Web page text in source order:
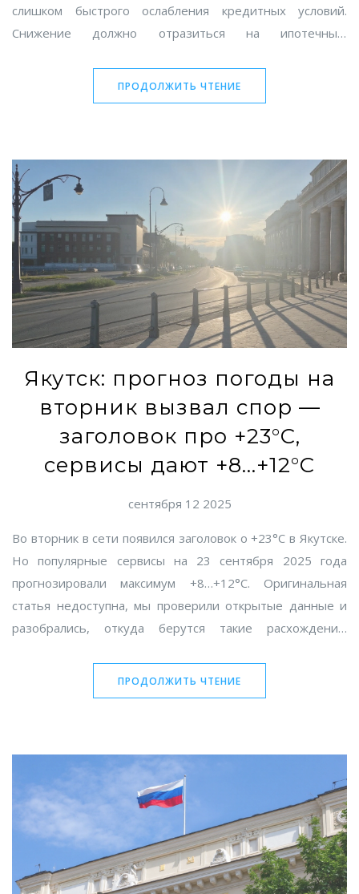
слишком быстрого ослабления кредитных условий.
Снижение должно отразиться на ипотечных,
по вкладам упадут до 11‑14 %. Следующее заседание
ПРОДОЛЖИТЬ ЧТЕНИЕ
Якутск: прогноз погоды на
вторник вызвал спор —
заголовок про +23°C,
сервисы дают +8…+12°C
сентября 12 2025
Во вторник в сети появился заголовок о +23°C в Якутске.
Но популярные сервисы на 23 сентября 2025 года
прогнозировали максимум +8…+12°C. Оригинальная
статья недоступна, мы проверили открытые данные и
разобрались, откуда берутся такие расхождения.
ПРОДОЛЖИТЬ ЧТЕНИЕ